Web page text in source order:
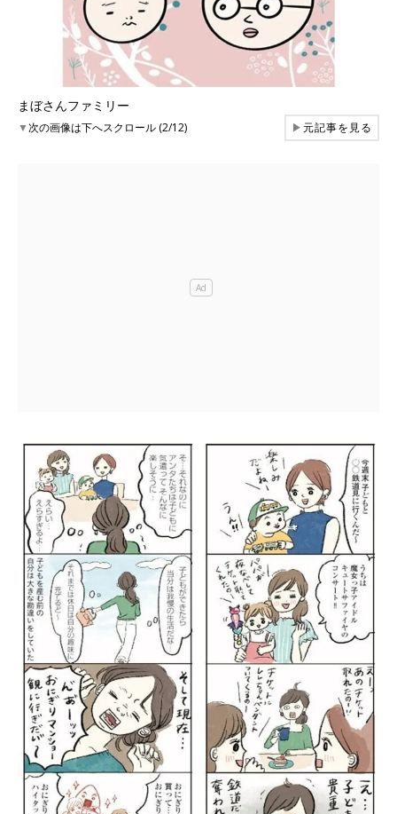
まぼさんファミリー
▼次の画像は下へスクロール (2/12) ▶元記事を見る